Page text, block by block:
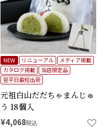
元祖白山だだちゃまんじゅ
う 18個入
NEW リニューアル
メディア掲載
カタログ掲載
当店限定品
翌平日最短出荷
¥4,068税込